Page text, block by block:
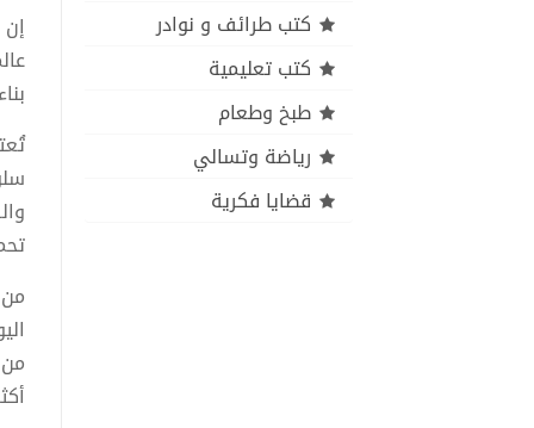
كتب طرائف و نوادر
كتب تعليمية
طبخ وطعام
رياضة وتسالي
قضايا فكرية